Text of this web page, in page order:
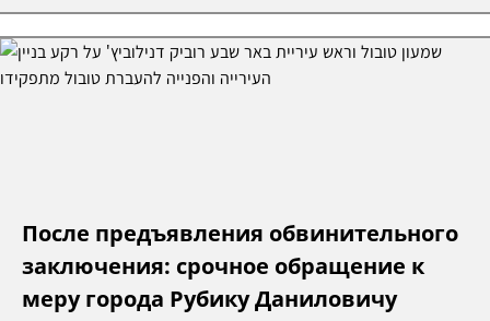
После предъявления обвинительного
заключения: срочное обращение к
меру города Рубику Даниловичу